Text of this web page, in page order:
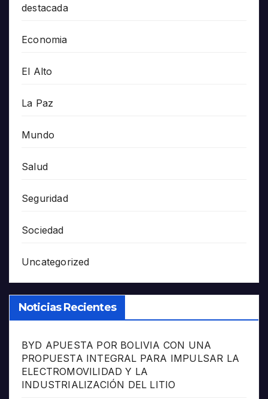
destacada
Economia
El Alto
La Paz
Mundo
Salud
Seguridad
Sociedad
Uncategorized
Noticias Recientes
BYD APUESTA POR BOLIVIA CON UNA
PROPUESTA INTEGRAL PARA IMPULSAR LA
ELECTROMOVILIDAD Y LA
INDUSTRIALIZACIÓN DEL LITIO